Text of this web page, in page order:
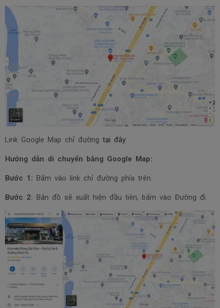
Link Google Map chỉ đường tại đây
Hướng dẫn di chuyển bằng Google Map:
Bước 1: Bấm vào link chỉ đường phía trên.
Bước 2: Bản đồ sẽ xuất hiện đầu tiên, bấm vào Đường đi.